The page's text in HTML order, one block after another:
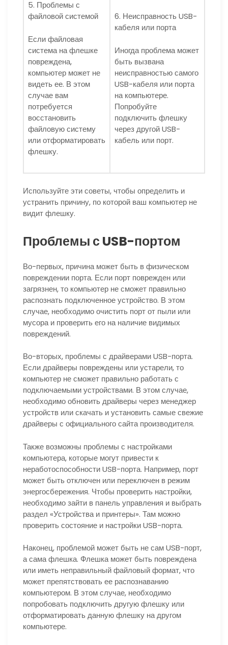
5. Проблемы с
файловой системой
Если файловая
система на флешке
повреждена,
компьютер может не
видеть ее. В этом
случае вам
потребуется
восстановить
файловую систему
или отформатировать
флешку.
6. Неисправность USB-
кабеля или порта
Иногда проблема может
быть вызвана
неисправностью самого
USB-кабеля или порта
на компьютере.
Попробуйте
подключить флешку
через другой USB-
кабель или порт.
Используйте эти советы, чтобы определить и
устранить причину, по которой ваш компьютер не
видит флешку.
Проблемы с USB-портом
Во-первых, причина может быть в физическом
повреждении порта. Если порт поврежден или
загрязнен, то компьютер не сможет правильно
распознать подключенное устройство. В этом
случае, необходимо очистить порт от пыли или
мусора и проверить его на наличие видимых
повреждений.
Во-вторых, проблемы с драйверами USB-порта.
Если драйверы повреждены или устарели, то
компьютер не сможет правильно работать с
подключаемыми устройствами. В этом случае,
необходимо обновить драйверы через менеджер
устройств или скачать и установить самые свежие
драйверы с официального сайта производителя.
Также возможны проблемы с настройками
компьютера, которые могут привести к
неработоспособности USB-порта. Например, порт
может быть отключен или переключен в режим
энергосбережения. Чтобы проверить настройки,
необходимо зайти в панель управления и выбрать
раздел «Устройства и принтеры». Там можно
проверить состояние и настройки USB-порта.
Наконец, проблемой может быть не сам USB-порт,
а сама флешка. Флешка может быть повреждена
или иметь неправильный файловый формат, что
может препятствовать ее распознаванию
компьютером. В этом случае, необходимо
попробовать подключить другую флешку или
отформатировать данную флешку на другом
компьютере.